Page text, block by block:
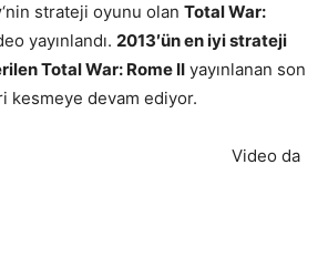
‘nin strateji oyunu olan Total War:
yayınlandı. 2013′ün en iyi strateji
Total War: Rome II yayınlanan son
kesmeye devam ediyor.
Video da